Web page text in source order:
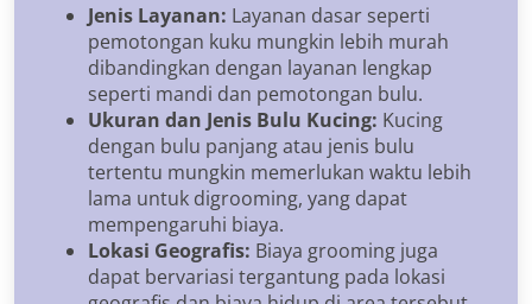
Jenis Layanan: Layanan dasar seperti
pemotongan kuku mungkin lebih murah
dibandingkan dengan layanan lengkap
seperti mandi dan pemotongan bulu.
Ukuran dan Jenis Bulu Kucing: Kucing
dengan bulu panjang atau jenis bulu
tertentu mungkin memerlukan waktu lebih
lama untuk digrooming, yang dapat
mempengaruhi biaya.
Lokasi Geografis: Biaya grooming juga
dapat bervariasi tergantung pada lokasi